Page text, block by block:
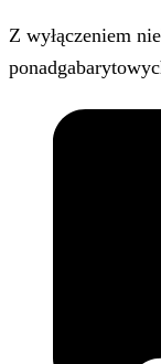
Z wyłączeniem